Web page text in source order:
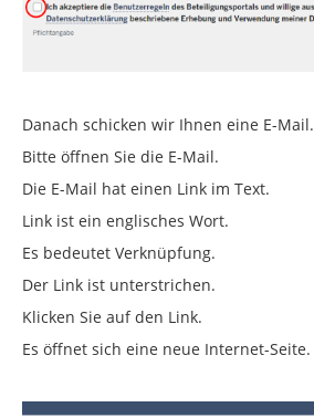
Danach schicken wir Ihnen eine E-Mail.
Bitte öffnen Sie die E-Mail.
Die E-Mail hat einen Link im Text.
Link ist ein englisches Wort.
Es bedeutet Verknüpfung.
Der Link ist unterstrichen.
Klicken Sie auf den Link.
Es öffnet sich eine neue Internet-Seite.